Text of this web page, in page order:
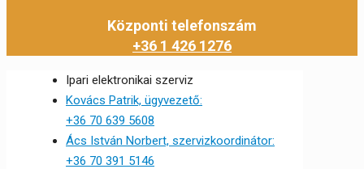
Központi telefonszám
+36 1 426 1276
Ipari elektronikai szerviz
Kovács Patrik, ügyvezető:
+36 70 639 5608
Ács István Norbert, szervizkoordinátor:
+36 70 391 5146